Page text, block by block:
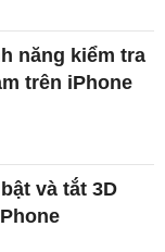
năng kiểm tra
trên iPhone
và tắt 3D